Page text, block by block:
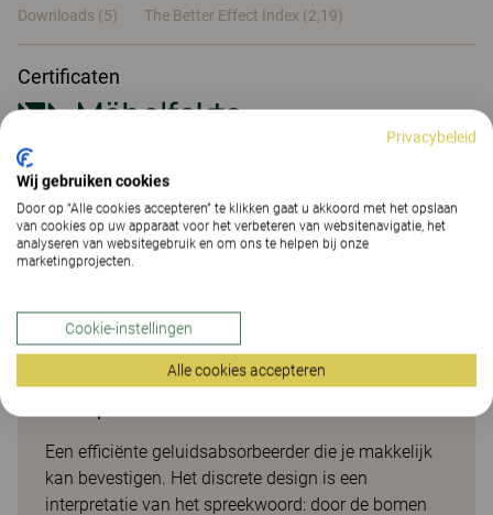
Downloads (5) The Better Effect Index (2,19)
Certificaten
Downloads (
The Better Effect Index (2,19)
Een efficiënte geluidsabsorbeerder die je makkelijk
kan bevestigen. Het discrete design is een
interpretatie van het spreekwoord: door de bomen
Privacybeleid
Wij gebruiken cookies
Door op “Alle cookies accepteren” te klikken gaat u akkoord met het opslaan
van cookies op uw apparaat voor het verbeteren van websitenavigatie, het
analyseren van websitegebruik en om ons te helpen bij onze
marketingprojecten.
Cookie-instellingen
Alle cookies accepteren